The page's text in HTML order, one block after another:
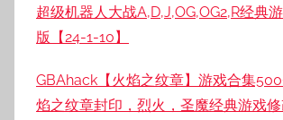
超级机器人大战A,D,J,OG,OG2,R经典
版【24-1-10】
GBAhack【火焰之纹章】游戏合集
焰之纹章封印，烈火，圣魔经典游戏